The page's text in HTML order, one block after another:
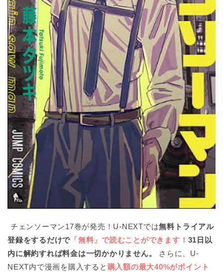
チェンソーマン17巻が発売！U-NEXTでは無料トライアル
登録をするだけで 「無料」で読むことができます！ 31日以
内に解約すれば料金は一切かかりません。
さらに、U-
NEXT内で漫画を購入すると 購入額の最大40%がポイント